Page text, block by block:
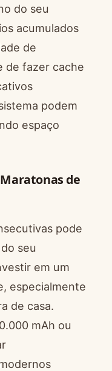
do seu
acumulados
de
de fazer cache
podem
espaço
de
pode
seu
em um
especialmente
de casa.
mAh ou